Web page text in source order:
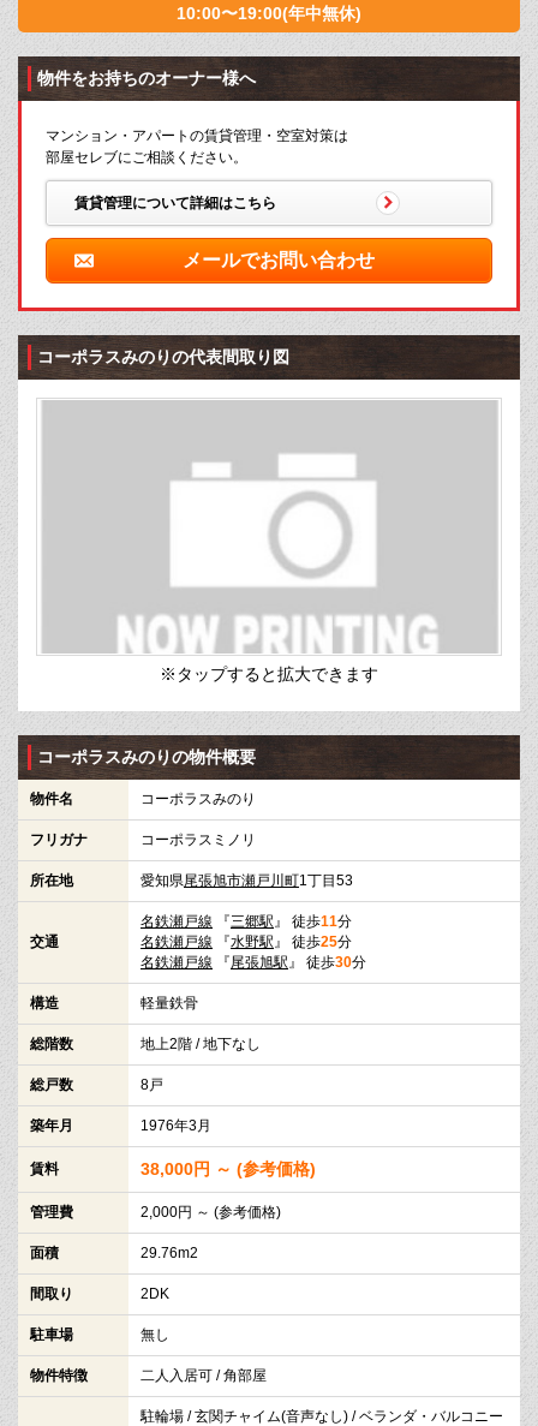
10:00〜19:00(年中無休)
物件をお持ちのオーナー様へ
マンション・アパートの賃貸管理・空室対策は
部屋セレブにご相談ください。
賃貸管理について詳細はこちら
メールでお問い合わせ
コーポラスみのりの代表間取り図
※タップすると拡大できます
コーポラスみのりの物件概要
物件名 コーポラスみのり
フリガナ コーポラスミノリ
所在地 愛知県尾張旭市瀬戸川町1丁目53
交通
名鉄瀬戸線 『三郷駅 』 徒歩11分
名鉄瀬戸線 『水野駅 』 徒歩25分
名鉄瀬戸線 『尾張旭駅 』 徒歩30分
構造 軽量鉄骨
総階数 地上2階 / 地下なし
総戸数 8戸
築年月 1976年3月
賃料 38,000円 ～ (参考価格)
管理費 2,000円 ～ (参考価格)
面積 29.76m2
間取り 2DK
駐車場 無し
物件特徴 二人入居可 / 角部屋
駐輪場 / 玄関チャイム(音声なし) / ベランダ・バルコニー